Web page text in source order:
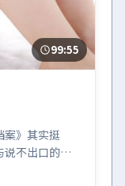
99:55
案》其实挺
说不出口的在